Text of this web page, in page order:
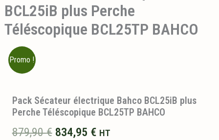
BCL25iB plus Perche
Téléscopique BCL25TP BAHCO
Promo !
Pack Sécateur électrique Bahco BCL25iB plus
Perche Téléscopique BCL25TP BAHCO
879,90€ Le
834,95 €Le
HT